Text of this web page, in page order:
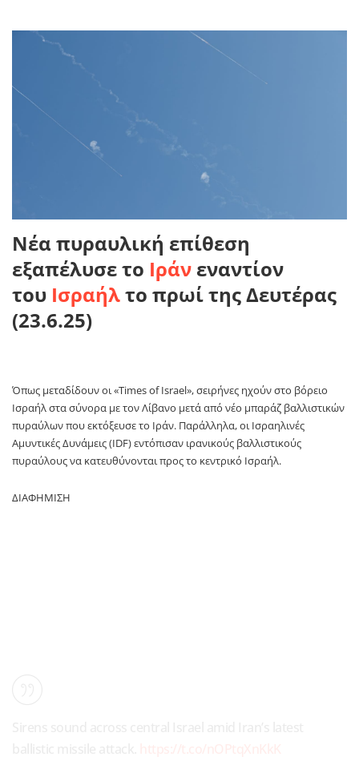
Νέα πυραυλική επίθεση
εξαπέλυσε το Ιράν εναντίον
του Ισραήλτο πρωί της Δευτέρας
(23.6.25)
Όπως μεταδίδουν οι «Times of Israel», σειρήνες ηχούν στο βόρειο
Ισραήλ στα σύνορα με τον Λίβανο μετά από νέο μπαράζ βαλλιστικών
πυραύλων που εκτόξευσε το Ιράν. Παράλληλα, οι Ισραηλινές
Αμυντικές Δυνάμεις (IDF) εντόπισαν ιρανικούς βαλλιστικούς
πυραύλους να κατευθύνονται προς το κεντρικό Ισραήλ.
ΔΙΑΦΗΜΙΣΗ